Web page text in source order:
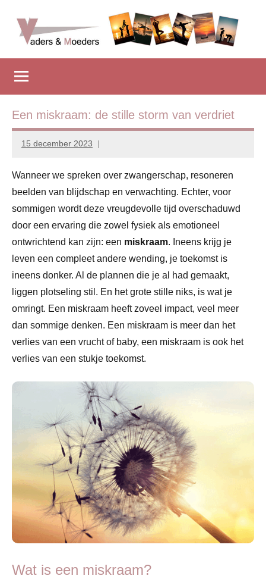
inhoud
springen
Vadersenmoeders
iedereen
wel
eens
hulp
Een miskraam: de stille storm van verdriet
15 december 2023
Marion
Wanneer we spreken over zwangerschap, resoneren
beelden van blijdschap en verwachting. Echter, voor
sommigen wordt deze vreugdevolle tijd overschaduwd
door een ervaring die zowel fysiek als emotioneel
ontwrichtend kan zijn: een miskraam. Ineens krijg je
leven een compleet andere wending, je toekomst is
ineens donker. Al de plannen die je al had gemaakt,
liggen plotseling stil. En het grote stille niks, is wat je
omringt. Een miskraam heeft zoveel impact, veel meer
dan sommige denken. Een miskraam is meer dan het
verlies van een vrucht of baby, een miskraam is ook het
verlies van een stukje toekomst.
Wat is een miskraam?